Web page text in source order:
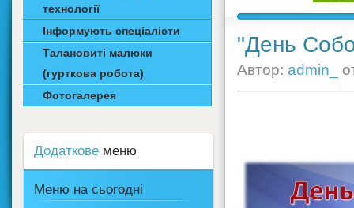
"День
Автор: admin_
технології
Інформують спеціалісти
Талановиті малюки
(гурткова робота)
Фотогалерея
Додаткове меню
Меню на сьогодні